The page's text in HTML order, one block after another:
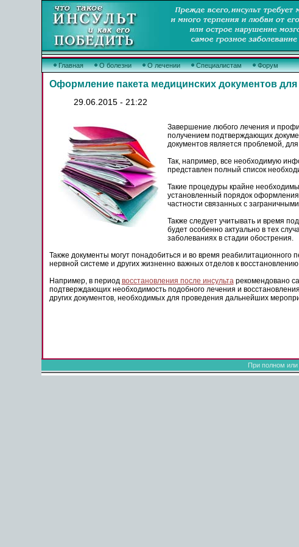
Главная О болезни О лечении Специалистам Форум
Оформление пакета медицинских документов
29.06.2015 - 21:22
Завершение любого лечения и
получением подтверждающих
документов является проблемой,
Так, например, все необходимую
представлен полный список
Такие процедуры крайне
установленный порядок
частности связанных с
Также следует учитывать и время
будет особенно актуально в тех
заболеваниях в стадии обострения.
Также документы могут понадобиться и во время
нервной системе и других жизненно важных отделов к
Например, в период восстановления после инсультарекомендовано
подтверждающих необходимость подобного лечения и
других документов, необходимых для проведения дальнейших
При полном или